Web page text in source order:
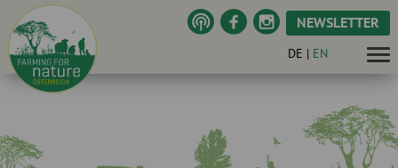
NEWSLETTER
DE | EN